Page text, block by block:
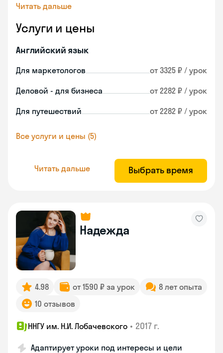
Читать дальше
Услуги и цены
Английский язык
Для маркетологов от 3325 ₽ / урок
Деловой - для бизнеса от 2282 ₽ / урок
Для путешествий от 2282 ₽ / урок
Все услуги и цены (5)
Читать дальше Выбрать время
Надежда
4.98 от 1590 ₽ за урок
8 лет опыта
10 отзывов
ННГУ им. Н.И. Лобачевского • 2017 г.
Адаптирует уроки под интересы и цели